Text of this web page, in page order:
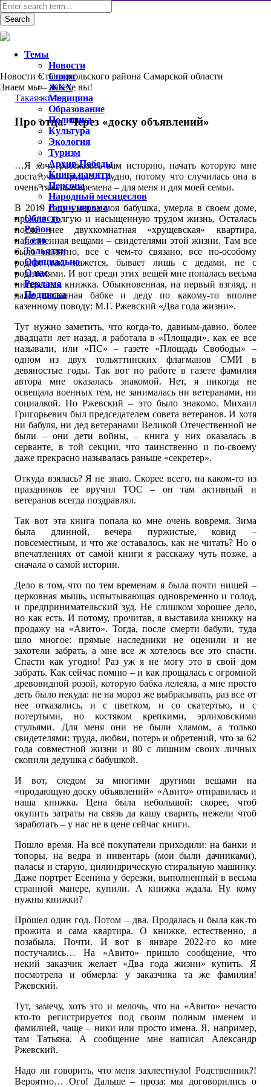
Новости Ставропольского района Самарской области
Знаем мы – знаете вы!
Такая жизнь
Про отца. Через «доску объявлений»
…Я хочу рассказать вам историю, начать которую мне
достаточно трудно. Трудно, потому что случилась она в
очень тяжелые времена – для меня и для моей семьи.
В 2019 году умерла моя бабушка, умерла в своем доме,
прожив долгую и насыщенную трудом жизнь. Осталась
после нее двухкомнатная «хрущевская» квартира,
наполненная вещами – свидетелями этой жизни. Там все
было памятно, все с чем-то связано, все по-особому
родно: так, кажется, бывает лишь с дедами, не с
родителями. И вот среди этих вещей мне попалась весьма
интересная книжка. Обыкновенная, на первый взгляд, и
даже выданная бабке и деду по какому-то вполне
казенному поводу: М.Г. Ржевский «Два года жизни».
Тут нужно заметить, что когда-то, давным-давно, более
двадцати лет назад, я работала в «Площади», как ее все
называли, или «ПС» – газете «Площадь Свободы» –
одном из двух тольяттинских флагманов СМИ в
девяностые годы. Так вот по работе в газете фамилия
автора мне оказалась знакомой. Нет, я никогда не
освещала военных тем, не занималась ни ветеранами, ни
социалкой. Но Ржевский – это было знакомо. Михаил
Григорьевич был председателем совета ветеранов. И хотя
ни бабуля, ни дед ветеранами Великой Отечественной не
были – они дети войны, – книга у них оказалась в
серванте, в той секции, что таинственно и по-своему
даже прекрасно называлась раньше «секретер».
Откуда взялась? Я не знаю. Скорее всего, на каком-то из
праздников ее вручил ТОС – он там активный и
ветеранов всегда поздравлял.
Так вот эта книга попала ко мне очень вовремя. Зима
была длинной, вечера пуржистые, ковид –
повсеместным, и что же оставалось, как не читать? Но о
впечатлениях от самой книги я расскажу чуть позже, а
сначала о самой истории.
Дело в том, что по тем временам я была почти нищей –
церковная мышь, испытывающая одновременно и голод,
и предпринимательский зуд. Не слишком хорошее дело,
но как есть. И потому, прочитав, я выставила книжку на
продажу на «Авито». Тогда, после смерти бабули, туда
шло многое: прямые наследники не оценили и не
захотели забрать, а мне все ж хотелось все это спасти.
Спасти как угодно! Раз уж я не могу это в свой дом
забрать. Как сейчас помню – и как прощалась с огромной
древовидной розой, которую бабка лелеяла, а мне просто
деть было некуда: не на мороз же выбрасывать, раз все от
нее отказались, и с цветком, и со скатертью, и с
потертыми, но костяком крепкими, эрлиховскими
стульями. Для меня они не были хламом, а только
свидетелями: труда, любви, потерь и обретений, что за 62
года совместной жизни и 80 с лишним своих личных
скопили дедушка с бабушкой.
И вот, следом за многими другими вещами на
«продающую доску объявлений» «Авито» отправилась и
наша книжка. Цена была небольшой: скорее, чтоб
окупить затраты на связь да кашу сварить, нежели чтоб
заработать – у нас не в цене сейчас книги.
Пошло время. На всё покупатели приходили: на банки и
топоры, на ведра и инвентарь (мои были дачниками),
паласы и старую, цилиндрическую стиральную машинку.
Даже портрет Есенина у березки, выполненный в весьма
странной манере, купили. А книжка ждала. Ну кому
нужны книжки?
Прошел один год. Потом – два. Продалась и была как-то
прожита и сама квартира. О книжке, естественно, я
позабыла. Почти. И вот в январе 2022-го ко мне
постучались… На «Авито» пришло сообщение, что
некий заказчик желает «Два года жизни» купить. Я
посмотрела и обмерла: у заказчика та же фамилия!
Ржевский.
Тут, замечу, хоть это и мелочь, что на «Авито» нечасто
кто-то регистрируется под своим полным именем и
фамилией, чаще – ники или просто имена. Я, например,
там Татьяна. А сообщение мне написал Александр
Ржевский.
Надо ли говорить, что меня захлестнуло! Родственник?!
Вероятно… Ого! Дальше – проза: мы договорились о
Темы
Новости
Спорт
ЖКХ
Медицина
Образование
Политика
Культура
Экология
Туризм
Архив Победы
Книга памяти
Персона
Народный месяцеслов
Ваши письма
Область
Район
Село
Тольятти
Официально
О нас
Реклама
Подписка